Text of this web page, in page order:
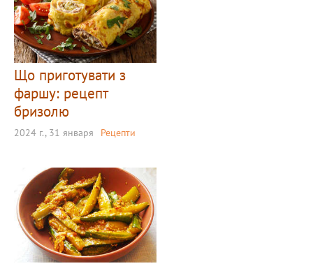
Що приготувати з
фаршу: рецепт
бризолю
2024 г., 31 января Рецепти